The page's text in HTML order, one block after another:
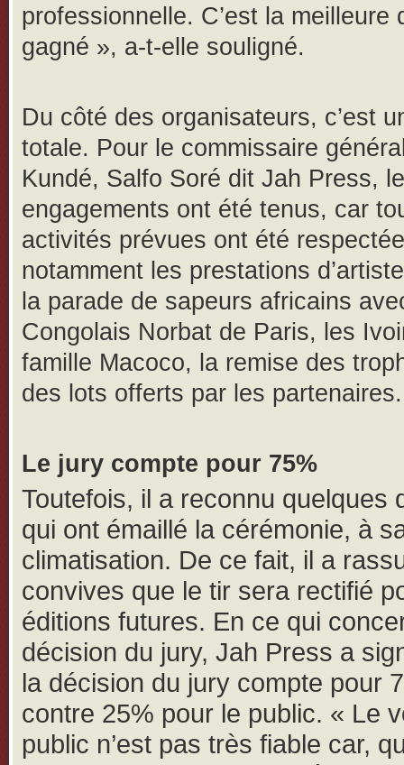
professionnelle. C’est la meilleure
gagné », a-t-elle souligné.
Du côté des organisateurs, c’est
totale. Pour le commissaire
Kundé, Salfo Soré dit Jah Press,
engagements ont été tenus, car
activités prévues ont été
notamment les prestations
la parade de sapeurs africains
Congolais Norbat de Paris, les
famille Macoco, la remise des
des lots offerts par les partenaires.
Le jury compte pour 75%
Toutefois, il a reconnu quelques
qui ont émaillé la cérémonie, à
climatisation. De ce fait, il a
convives que le tir sera rectifié
éditions futures. En ce qui
décision du jury, Jah Press a
la décision du jury compte pour
contre 25% pour le public. « Le
public n’est pas très fiable car,